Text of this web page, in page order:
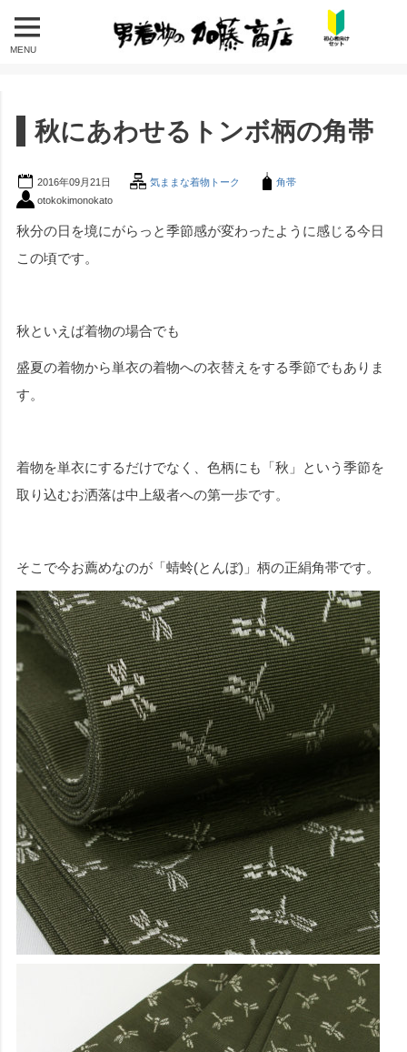
MENU
秋にあわせるトンボ柄の角帯
2016年09月21日 気ままな着物トーク
角帯
otokokimonokato
秋分の日を境にがらっと季節感が変わったように感じる今日
この頃です。
秋といえば着物の場合でも
盛夏の着物から単衣の着物への衣替えをする季節でもありま
す。
着物を単衣にするだけでなく、色柄にも「秋」という季節を
取り込むお洒落は中上級者への第一歩です。
そこで今お薦めなのが「蜻蛉(とんぼ)」柄の正絹角帯です。